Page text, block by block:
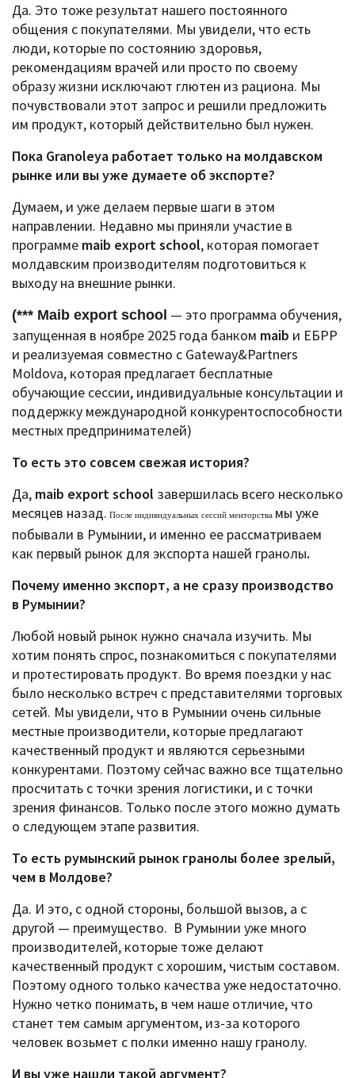
Да. Это тоже результат нашего постоянного
общения с покупателями. Мы увидели, что есть
люди, которые по состоянию здоровья,
рекомендациям врачей или просто по своему
образу жизни исключают глютен из рациона. Мы
почувствовали этот запрос и решили предложить
им продукт, который действительно был нужен.
Пока Granoleya работает только на молдавском
рынке или вы уже думаете об экспорте?
Думаем, и уже делаем первые шаги в этом
направлении. Недавно мы приняли участие в
программе maib export school, которая помогает
молдавским производителям подготовиться к
выходу на внешние рынки.
(*** Maib export school — это программа обучения,
запущенная в ноябре 2025 года банком maib и ЕБРР
и реализуемая совместно с Gateway&Partners
Moldova, которая предлагает бесплатные
обучающие сессии, индивидуальные консультации и
поддержку международной конкурентоспособности
местных предпринимателей)
То есть это совсем свежая история?
Да, maib export school завершилась всего несколько
месяцев назад. После индивидуальных сессий менторства мы уже
побывали в Румынии, и именно ее рассматриваем
как первый рынок для экспорта нашей гранолы.
Почему именно экспорт, а не сразу производство
в Румынии?
Любой новый рынок нужно сначала изучить. Мы
хотим понять спрос, познакомиться с покупателями
и протестировать продукт. Во время поездки у нас
было несколько встреч с представителями торговых
сетей. Мы увидели, что в Румынии очень сильные
местные производители, которые предлагают
качественный продукт и являются серьезными
конкурентами. Поэтому сейчас важно все тщательно
просчитать с точки зрения логистики, и с точки
зрения финансов. Только после этого можно думать
о следующем этапе развития.
То есть румынский рынок гранолы более зрелый,
чем в Молдове?
Да. И это, с одной стороны, большой вызов, а с
другой — преимущество. В Румынии уже много
производителей, которые тоже делают
качественный продукт с хорошим, чистым составом.
Поэтому одного только качества уже недостаточно.
Нужно четко понимать, в чем наше отличие, что
станет тем самым аргументом, из-за которого
человек возьмет с полки именно нашу гранолу.
И вы уже нашли такой аргумент?